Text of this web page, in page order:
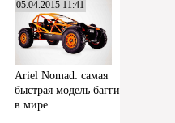
05.04.2015 11:41
Ariel Nomad: самая
быстрая модель багги
в мире